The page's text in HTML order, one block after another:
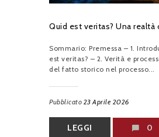
Quid est veritas? Una realtà
Sommario: Premessa – 1.
est veritas? – 2. Verità e
del fatto storico nel processo...
Pubblicato 23 Aprile 2026
LEGGI 0